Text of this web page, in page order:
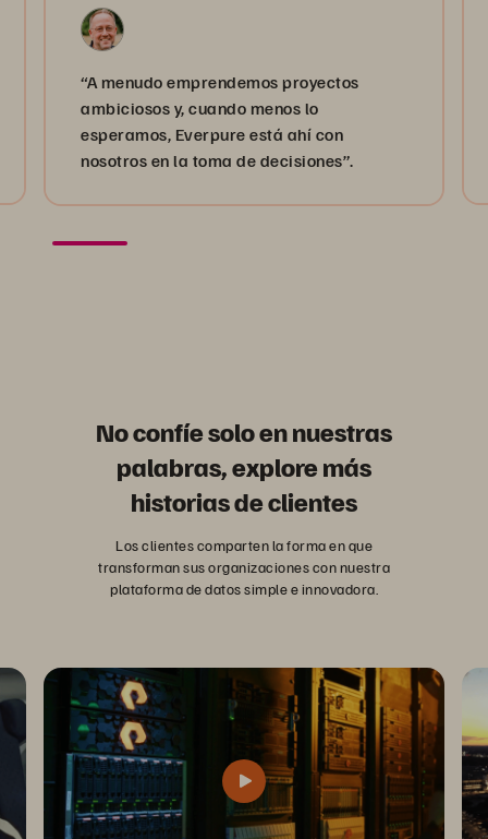
“A menudo emprendemos proyectos
ambiciosos y, cuando menos lo
esperamos, Everpure está ahí con
nosotros en la toma de decisiones”.
No confíe solo en nuestras
palabras, explore más
historias de clientes
Los clientes comparten la forma en que
transforman sus organizaciones con nuestra
plataforma de datos simple e innovadora.